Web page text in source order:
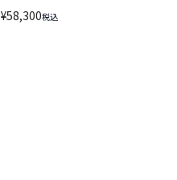
ン ショルダー 2WAY A4 B4
¥58,300税込